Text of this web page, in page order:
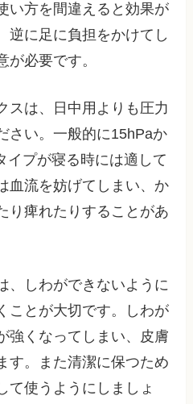
い方を間違えると効果が
逆に足に負担をかけてし
が必要です。
スは、日中用よりも圧力
さい。一般的に15hPaか
イプが寝る時には適して
血流を妨げてしまい、か
り痺れたりすることがあ
、しわができないように
ことが大切です。しわが
強くなってしまい、皮膚
す。また清潔に保つため
て使うようにしましょ